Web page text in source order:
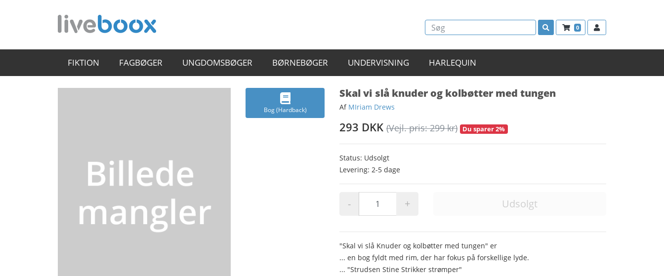
0
FIKTION FAGBØGER UNGDOMSBØGER BØRNEBØGER UNDERVISNING HARLEQUIN
Bog (Hardback)
Skal vi slå knuder og kolbøtter med tungen
Af MIriam Drews
293 DKK (Vejl. pris: 299 kr) Du sparer 2%
Status: Udsolgt
Levering: 2-5 dage
- + Udsolgt
"Skal vi slå Knuder og kolbøtter med tungen" er
... en bog fyldt med rim, der har fokus på forskellige lyde.
... "Strudsen Stine Strikker strømper"